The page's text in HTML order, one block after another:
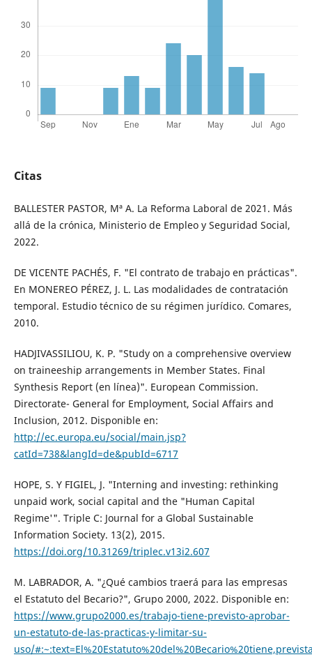
Citas
BALLESTER PASTOR, Mª A. La Reforma Laboral de 2021. Más
allá de la crónica, Ministerio de Empleo y Seguridad Social,
2022.
DE VICENTE PACHÉS, F. "El contrato de trabajo en prácticas".
En MONEREO PÉREZ, J. L. Las modalidades de contratación
temporal. Estudio técnico de su régimen jurídico. Comares,
2010.
HADJIVASSILIOU, K. P. "Study on a comprehensive overview
on traineeship arrangements in Member States. Final
Synthesis Report (en línea)". European Commission.
Directorate- General for Employment, Social Affairs and
Inclusion, 2012. Disponible en:
http://ec.europa.eu/social/main.jsp?
catId=738&langId=de&pubId=6717
HOPE, S. Y FIGIEL, J. "Interning and investing: rethinking
unpaid work, social capital and the "Human Capital
Regime'". Triple C: Journal for a Global Sustainable
Information Society. 13(2), 2015.
https://doi.org/10.31269/triplec.v13i2.607
M. LABRADOR, A. "¿Qué cambios traerá para las empresas
el Estatuto del Becario?", Grupo 2000, 2022. Disponible en:
https://www.grupo2000.es/trabajo-tiene-previsto-aprobar-
un-estatuto-de-las-practicas-y-limitar-su-
uso/